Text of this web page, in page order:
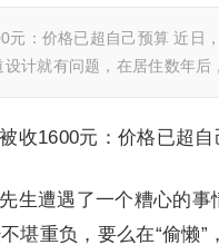
：价格已超自己预算 近日
计就有问题，在居住数年后
收1600元：价格已超自
生遭遇了一个糟心的
堪重负，要么在“偷懒”